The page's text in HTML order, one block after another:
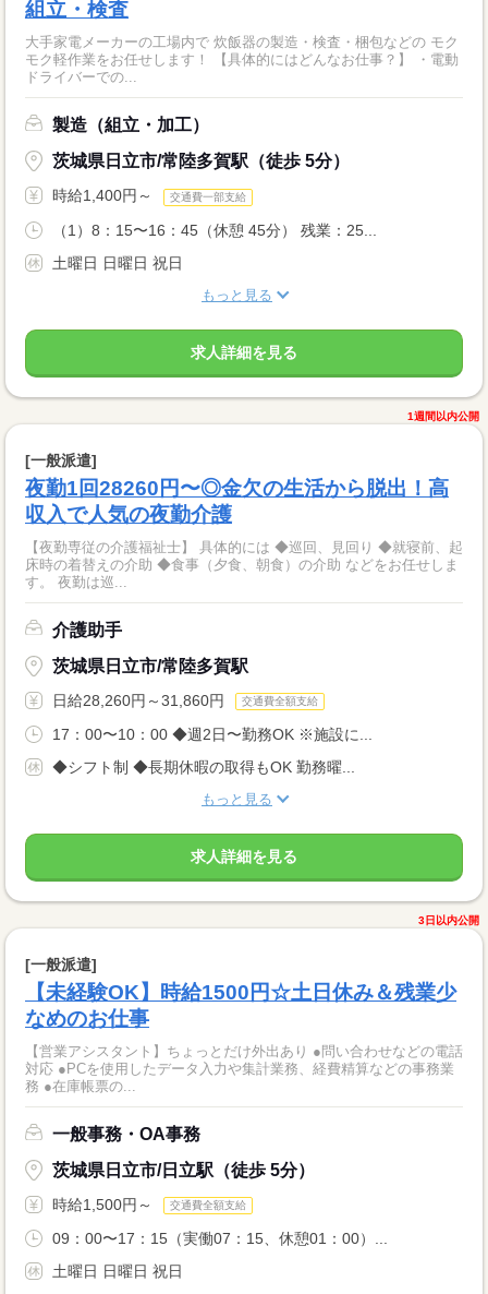
組立・検査
大手家電メーカーの工場内で 炊飯器の製造・検査・梱包などの モク
モク軽作業をお任せします！ 【具体的にはどんなお仕事？】 ・電動
ドライバーでの...
製造（組立・加工）
茨城県日立市/常陸多賀駅（徒歩 5分）
時給1,400円～ 交通費一部支給
（1）8：15〜16：45（休憩 45分） 残業：25...
土曜日 日曜日 祝日
もっと見る
求人詳細を見る
1週間以内公開
[一般派遣]
夜勤1回28260円〜◎金欠の生活から脱出！高
収入で人気の夜勤介護
【夜勤専従の介護福祉士】 具体的には ◆巡回、見回り ◆就寝前、起
床時の着替えの介助 ◆食事（夕食、朝食）の介助 などをお任せしま
す。 夜勤は巡...
介護助手
茨城県日立市/常陸多賀駅
日給28,260円～31,860円 交通費全額支給
17：00〜10：00 ◆週2日〜勤務OK ※施設に...
◆シフト制 ◆長期休暇の取得もOK 勤務曜...
もっと見る
求人詳細を見る
3日以内公開
[一般派遣]
【未経験OK】時給1500円☆土日休み＆残業少
なめのお仕事
【営業アシスタント】ちょっとだけ外出あり ●問い合わせなどの電話
対応 ●PCを使用したデータ入力や集計業務、経費精算などの事務業
務 ●在庫帳票の...
一般事務・OA事務
茨城県日立市/日立駅（徒歩 5分）
時給1,500円～ 交通費全額支給
09：00〜17：15（実働07：15、休憩01：00）...
土曜日 日曜日 祝日